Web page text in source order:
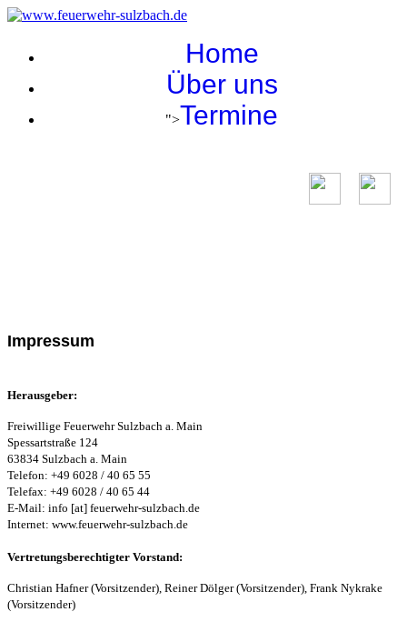
Home
Über uns
">Termine
Impressum
Herausgeber:
Freiwillige Feuerwehr Sulzbach a. Main
Spessartstraße 124
63834 Sulzbach a. Main
Telefon: +49 6028 / 40 65 55
Telefax: +49 6028 / 40 65 44
E-Mail: info [at] feuerwehr-sulzbach.de
Internet: www.feuerwehr-sulzbach.de
Vertretungsberechtigter Vorstand:
Christian Hafner (Vorsitzender), Reiner Dölger (Vorsitzender), Frank Nykrake
(Vorsitzender)